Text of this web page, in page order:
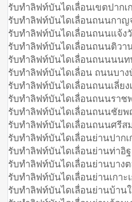
รับทำลิฟท์บันไดเลื่อนเขตปากเ
รับทำลิฟท์บันไดเลื่อนถนนกาญ
รับทำลิฟท์บันไดเลื่อนถนนแจ้ง
รับทำลิฟท์บันไดเลื่อนถนนติวา
รับทำลิฟท์บันไดเลื่อนถนนนน
รับทำลิฟท์บันไดเลื่อน ถนนบาง
รับทำลิฟท์บันไดเลื่อนถนนเลี่ยง
รับทำลิฟท์บันไดเลื่อนถนนราช
รับทำลิฟท์บันไดเลื่อนถนนชัยพ
รับทำลิฟท์บันไดเลื่อนถนนศรีส
รับทำลิฟท์บันไดเลื่อนย่านปากเ
รับทำลิฟท์บันไดเลื่อนย่านท่าอิฐ
รับทำลิฟท์บันไดเลื่อนย่านบาง
รับทำลิฟท์บันไดเลื่อนย่านเกาะ
รับทำลิฟท์บันไดเลื่อนย่านบ้าน